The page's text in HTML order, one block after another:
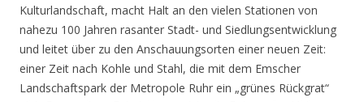
Kulturlandschaft, macht Halt an den vielen Stationen von
nahezu 100 Jahren rasanter Stadt- und Siedlungsentwicklung
und leitet über zu den Anschauungsorten einer neuen Zeit:
einer Zeit nach Kohle und Stahl, die mit dem Emscher
Landschaftspark der Metropole Ruhr ein „grünes Rückgrat“